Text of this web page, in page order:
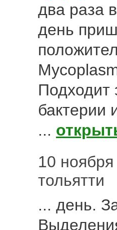
два раза
день
Подходит
бактерии
...
10 ноября
тольятти
... день.